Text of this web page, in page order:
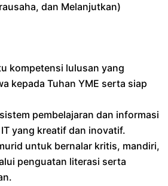
dan Melanjutkan)
kompetensi lulusan yang
kepada Tuhan YME serta siap
pembelajaran dan informasi
yang kreatif dan inovatif.
untuk bernalar kritis, mandiri,
penguatan literasi serta